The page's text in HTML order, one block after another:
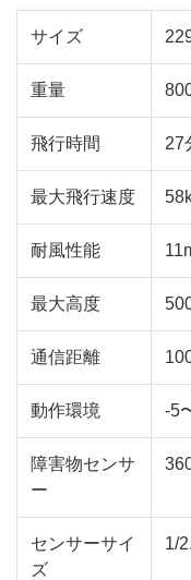
サイズ
重量
飛行時間 27
最大飛行速度
耐風性能
最大高度
通信距離
動作環境 -5
障害物センサ
ー
センサーサイ
ズ
1/